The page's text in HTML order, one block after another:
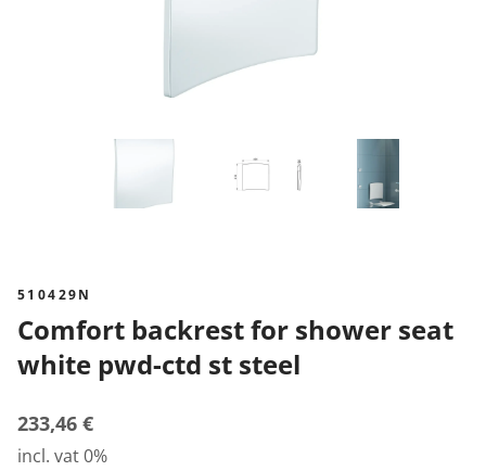
510429N
Comfort backrest for shower seat
white pwd-ctd st steel
233,46 €
incl. vat 0%